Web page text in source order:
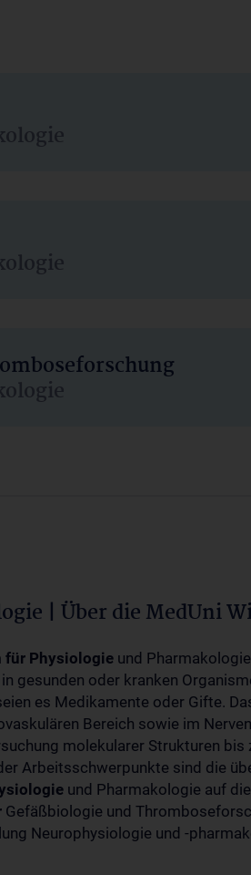
| Über die MedUni
für Physiologie und
gesunden oder kranken
es Medikamente oder Gifte.
Bereich sowie im
molekularer Strukturen bis
Arbeitsschwerpunkte sind die
und Pharmakologie auf die
Gefäßbiologie und
Neurophysiologie und -